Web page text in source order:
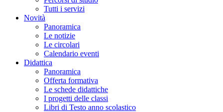
Tutti i servizi
Novità
Panoramica
Le notizie
Le circolari
Calendario eventi
Didattica
Panoramica
Offerta formativa
Le schede didattiche
I progetti delle classi
Libri di Testo anno scolastico